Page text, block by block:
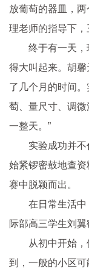
放葡萄的器皿，
理老师的指导下，
终于有一天
得大叫起来。胡馨
了几个月的时间
萄、量尺寸、调
一整天。”
实验成功并
始紧锣密鼓地查
赛中脱颖而出。
在日常生活
际部高三学生刘翼
从初中开始
到，一般的小区